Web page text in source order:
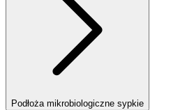
Podłoża mikrobiologiczne sypkie